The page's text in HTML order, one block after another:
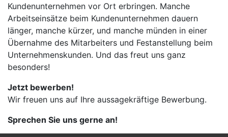
Kundenunternehmen vor Ort erbringen. Manche
Arbeitseinsätze beim Kundenunternehmen dauern
länger, manche kürzer, und manche münden in einer
Übernahme des Mitarbeiters und Festanstellung beim
Unternehmenskunden. Und das freut uns ganz
besonders!
Jetzt bewerben!
Wir freuen uns auf Ihre aussagekräftige Bewerbung.
Sprechen Sie uns gerne an!